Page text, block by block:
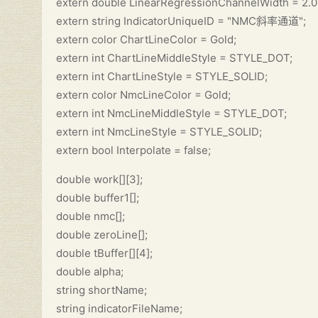
extern string IndicatorUniqueID = "NMC斜率通道";
extern color ChartLineColor = Gold;
extern int ChartLineMiddleStyle = STYLE_DOT;
extern int ChartLineStyle = STYLE_SOLID;
extern color NmcLineColor = Gold;
extern int NmcLineMiddleStyle = STYLE_DOT;
extern int NmcLineStyle = STYLE_SOLID;
extern bool Interpolate = false;
double work[][3];
double buffer1[];
double nmc[];
double zeroLine[];
double tBuffer[][4];
double alpha;
string shortName;
string indicatorFileName;